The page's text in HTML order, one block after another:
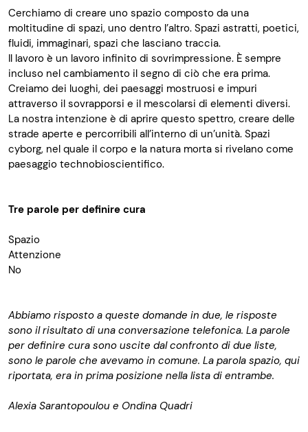
Cerchiamo di creare uno spazio composto da una
moltitudine di spazi, uno dentro l’altro. Spazi astratti, poetici,
fluidi, immaginari, spazi che lasciano traccia.
Il lavoro è un lavoro infinito di sovrimpressione. È sempre
incluso nel cambiamento il segno di ciò che era prima.
Creiamo dei luoghi, dei paesaggi mostruosi e impuri
attraverso il sovrapporsi e il mescolarsi di elementi diversi.
La nostra intenzione è di aprire questo spettro, creare delle
strade aperte e percorribili all’interno di un’unità. Spazi
cyborg, nel quale il corpo e la natura morta si rivelano come
paesaggio technobioscientifico.
Tre parole per definire cura
Spazio
Attenzione
No
Abbiamo risposto a queste domande in due, le risposte
sono il risultato di una conversazione telefonica. La parole
per definire cura sono uscite dal confronto di due liste,
sono le parole che avevamo in comune. La parola spazio, qui
riportata, era in prima posizione nella lista di entrambe.
Alexia Sarantopoulou e Ondina Quadri